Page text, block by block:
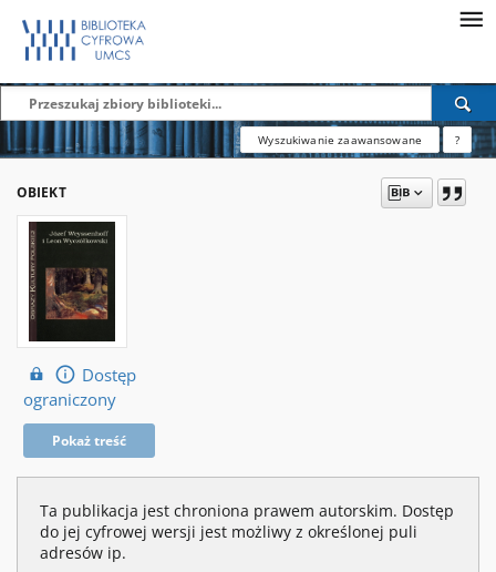
Wyszukiwanie zaawansowane ?
OBIEKT
Dostęp
ograniczony
Pokaż treść
Ta publikacja jest chroniona prawem autorskim. Dostęp
do jej cyfrowej wersji jest możliwy z określonej puli
adresów ip.